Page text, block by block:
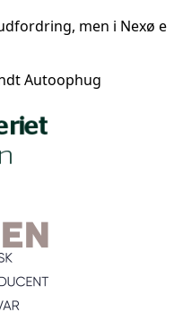
men i Nexø
Autoophug